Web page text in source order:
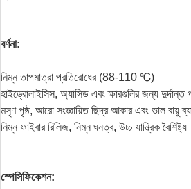
বর্ণনা:
নিম্ন তাপমাত্রা প্রতিরোধের (88-110 ℃)
হাইড্রোলাইসিস, অ্যাসিড এবং ক্ষারগুলির জন্য দুর্দান্ত
মসৃণ পৃষ্ঠ, আরো সংজ্ঞায়িত ছিদ্র আকার এবং ভাল বায়ু
নিম্ন ফাইবার রিলিজ, নিম্ন ঘনত্ব, উচ্চ যান্ত্রিক বৈশিষ্ট্য
স্পেসিফিকেশন: